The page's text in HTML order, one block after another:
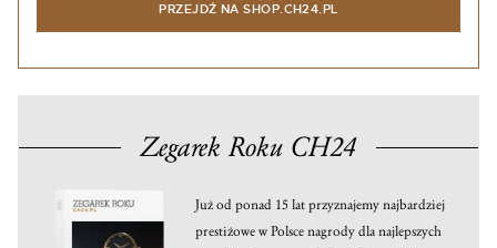
PRZEJDŹ NA SHOP.CH24.PL
Zegarek Roku CH24
Już od ponad 15 lat przyznajemy najbardziej
prestiżowe w Polsce nagrody dla najlepszych